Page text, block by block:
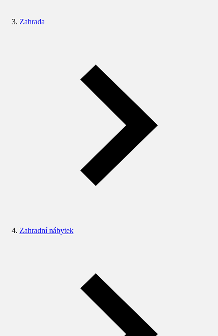
Zahrada
Zahradní nábytek